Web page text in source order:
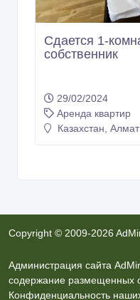
Сдается 1-
собственник